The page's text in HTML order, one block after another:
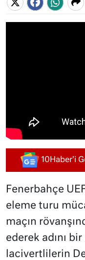
10Haber'i
Fenerbahçe
eleme turu
maçın
ederek adını bir
lacivertlilerin